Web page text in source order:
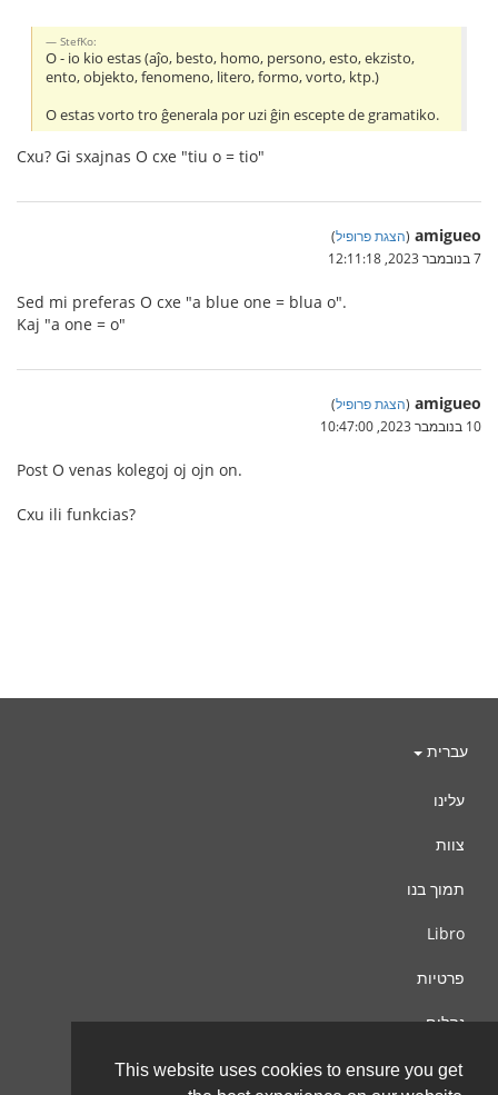
This website uses cookies to ensure you get
StefKo:
O - io kio estas (aĵo, besto, homo, persono, esto, ekzisto,
ento, objekto, fenomeno, litero, formo, vorto, ktp.)
O estas vorto tro ĝenerala por uzi ĝin escepte de gramatiko.
Cxu? Gi sxajnas O cxe "tiu o = tio"
amigueo
(הצגת פרופיל)
7 בנובמבר 2023, 12:11:18
Sed mi preferas O cxe "a blue one = blua o".
Kaj "a one = o"
amigueo
(הצגת פרופיל)
10 בנובמבר 2023, 10:47:00
Post O venas kolegoj oj ojn on.
Cxu ili funkcias?
עברית
עלינו
צוות
תמוך בנו
Libro
פרטיות
נהלים
צור קשר